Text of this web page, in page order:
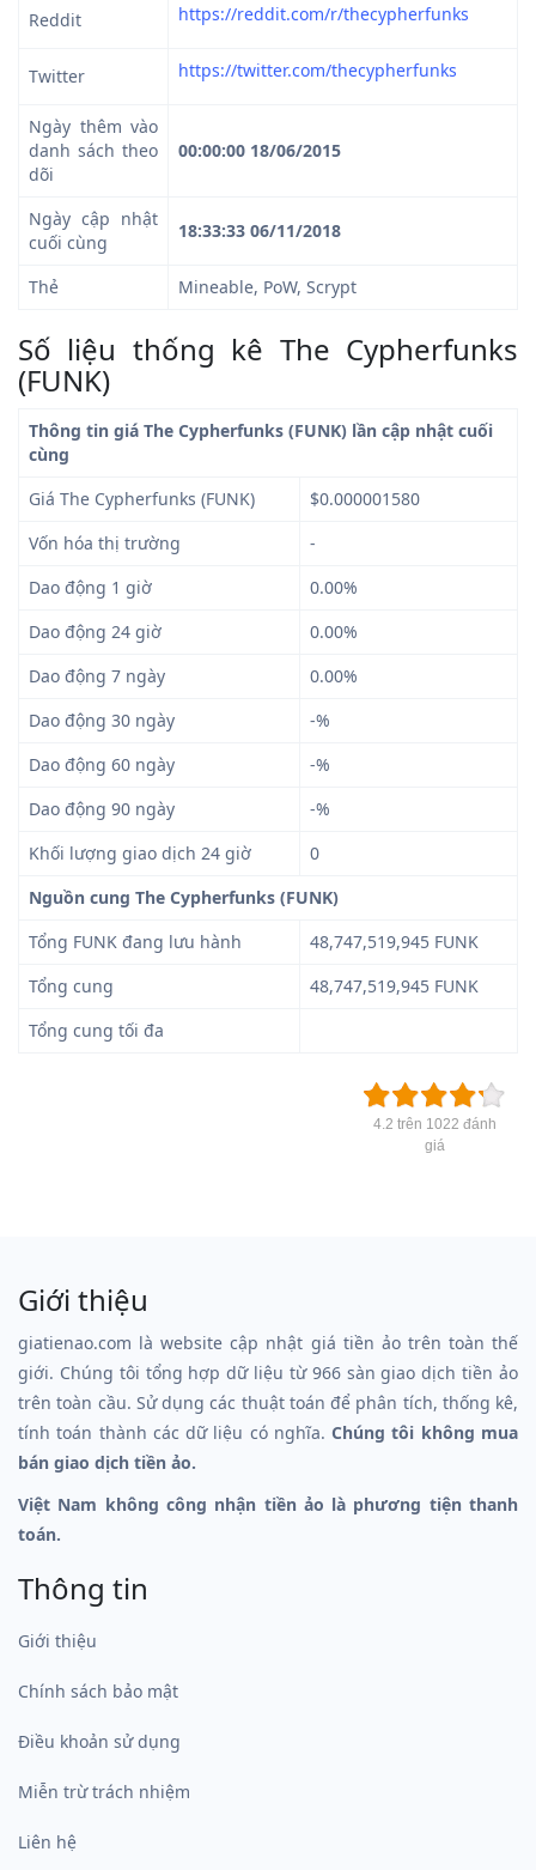
Reddit https://reddit.com/r/thecypherfunks
Twitter https://twitter.com/thecypherfunks
Ngày thêm vào
danh sách theo
dõi
00:00:00 18/06/2015
Ngày cập nhật
cuối cùng
18:33:33 06/11/2018
Thẻ Mineable, PoW, Scrypt
Số liệu thống kê The Cypherfunks
(FUNK)
Thông tin giá The Cypherfunks (FUNK) lần cập nhật cuối
cùng
Giá The Cypherfunks (FUNK)
$0.000001580
Vốn hóa thị trường
-
Dao động 1 giờ
0.00%
Dao động 24 giờ
0.00%
Dao động 7 ngày
0.00%
Dao động 30 ngày
-%
Dao động 60 ngày
-%
Dao động 90 ngày
-%
Khối lượng giao dịch 24 giờ
0
Nguồn cung The Cypherfunks (FUNK)
Tổng FUNK đang lưu hành
48,747,519,945 FUNK
Tổng cung
48,747,519,945 FUNK
Tổng cung tối đa
4.2 trên 1022 đánh
giá
Giới thiệu
giatienao.com là website cập nhật giá tiền ảo trên toàn thế
giới. Chúng tôi tổng hợp dữ liệu từ 966 sàn giao dịch tiền ảo
trên toàn cầu. Sử dụng các thuật toán để phân tích, thống kê,
tính toán thành các dữ liệu có nghĩa.Chúng tôi không mua
bán giao dịch tiền ảo.
Việt Nam không công nhận tiền ảo là phương tiện thanh
toán.
Thông tin
Giới thiệu
Chính sách bảo mật
Điều khoản sử dụng
Miễn trừ trách nhiệm
Liên hệ